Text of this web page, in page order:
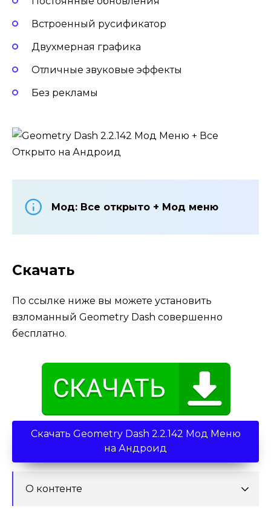
Встроенный русификатор
Двухмерная графика
Отличные звуковые эффекты
Без рекламы
Мод: Все открыто + Мод меню
Скачать
По ссылке ниже вы можете установить
взломанный Geometry Dash совершенно
бесплатно.
Скачать Geometry Dash 2.2.142 Мод Меню
на Андроид
О контенте